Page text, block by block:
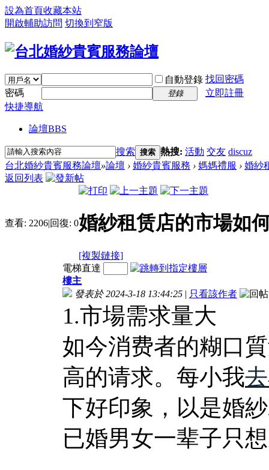
設為首頁收藏本站
開啟輔助訪問 切換到窄版
自動登錄 找回密碼
密碼
登錄
立即註冊
快捷導航
論壇BBS
搜索 搜索 熱搜: 活動 交友 discuz
台北婚紗貴賓服務論壇»論壇 › 婚紗貴賓服務 › 媽媽禮服 › 婚紗
返回列表
查看: 2206|回復: 0婚紗租赁店的市場如
[複製鏈接]
電梯直達
樓主
發表於 2024-3-18 13:44:25 | 只看該作者
1.市場需求量大
如今消费者的糊口
高的请求。每小我
下好印象，以是婚
已婚男女一辈子只